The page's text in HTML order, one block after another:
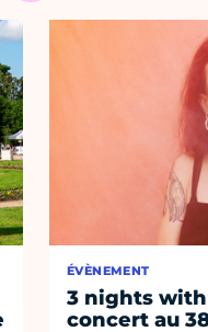
ÉVÈNEMENT
3 nights with
concert au